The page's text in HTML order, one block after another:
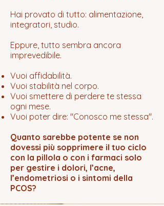
Hai provato di tutto: alimentazione,
integratori, studio.
Eppure, tutto sembra ancora
imprevedibile.
Vuoi affidabilità.
Vuoi stabilità nel corpo.
Vuoi smettere di perdere te stessa
ogni mese.
Vuoi poter dire: "Conosco me stessa".
Quanto sarebbe potente se non
dovessi più sopprimere il tuo ciclo
con la pillola o con i farmaci solo
per gestire i dolori, l’acne,
l’endometriosi o i sintomi della
PCOS?